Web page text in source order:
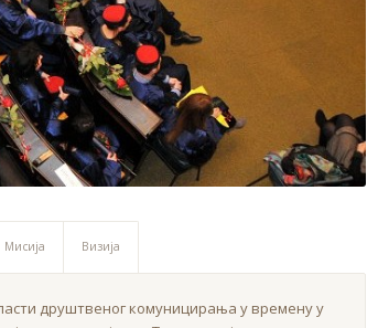
Мисија Визија
друштвеног комуницирања у времену у